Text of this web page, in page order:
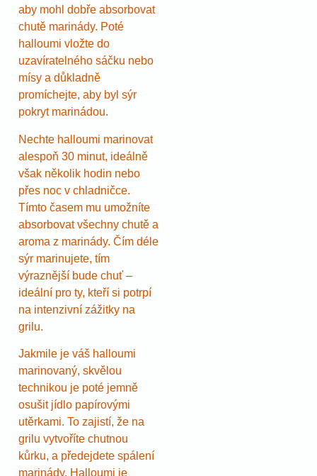
aby mohl dobře absorbovat
chutě marinády. Poté
halloumi vložte do
uzavíratelného sáčku nebo
mísy a důkladně
promíchejte, aby byl sýr
pokryt marinádou.
Nechte halloumi marinovat
alespoň 30 minut, ideálně
však několik hodin nebo
přes noc v chladničce.
Tímto časem mu umožníte
absorbovat všechny chutě a
aroma z marinády. Čím déle
sýr marinujete, tím
výraznější bude chuť –
ideální pro ty, kteří si potrpí
na intenzivní zážitky na
grilu.
Jakmile je váš halloumi
marinovaný, skvělou
technikou je poté jemně
osušit jídlo papírovými
utěrkami. To zajistí, že na
grilu vytvoříte chutnou
kůrku, a předejdete spálení
marinády. Halloumi je